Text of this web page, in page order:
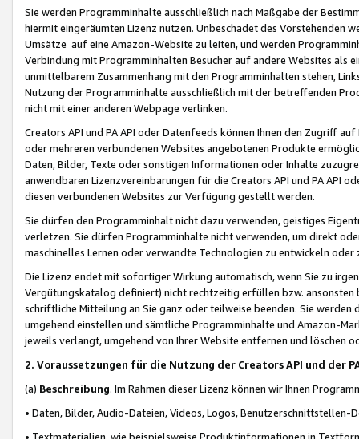
Sie werden Programminhalte ausschließlich nach Maßgabe der
hiermit eingeräumten Lizenz nutzen. Unbeschadet des Vorstehenden
Umsätze auf eine Amazon-Website zu leiten, und werden
Verbindung mit Programminhalten Besucher auf andere Websites als
unmittelbarem Zusammenhang mit den Programminhalten stehen,
Nutzung der Programminhalte ausschließlich mit der betreffenden
nicht mit einer anderen Webpage verlinken.
Creators API und PA API oder Datenfeeds können Ihnen den Zugriff
oder mehreren verbundenen Websites angebotenen Produkte
Daten, Bilder, Texte oder sonstigen Informationen oder Inhalte
anwendbaren Lizenzvereinbarungen für die Creators API und PA API
diesen verbundenen Websites zur Verfügung gestellt werden.
Sie dürfen den Programminhalt nicht dazu verwenden, geistiges
verletzen. Sie dürfen Programminhalte nicht verwenden, um direkt
maschinelles Lernen oder verwandte Technologien zu entwickeln
Die Lizenz endet mit sofortiger Wirkung automatisch, wenn Sie zu
Vergütungskatalog definiert) nicht rechtzeitig erfüllen bzw. ansonsten
schriftliche Mitteilung an Sie ganz oder teilweise beenden. Sie werden
umgehend einstellen und sämtliche Programminhalte und Amazon-
jeweils verlangt, umgehend von Ihrer Website entfernen und löschen
2. Voraussetzungen für die Nutzung der Creators API und der
(a) Beschreibung. Im Rahmen dieser Lizenz können wir Ihnen
• Daten, Bilder, Audio-Dateien, Videos, Logos, Benutzerschnittstellen-
• Textmaterialien, wie beispielsweise Produktinformationen in